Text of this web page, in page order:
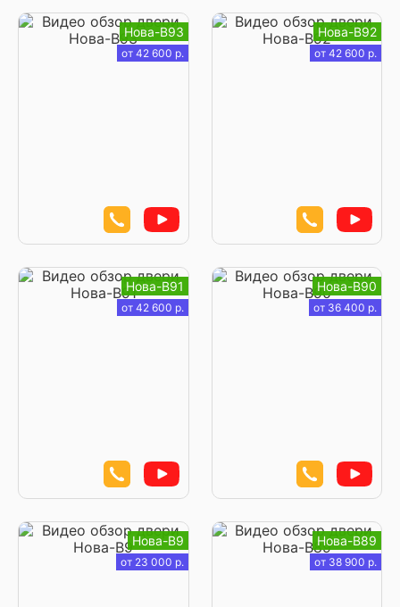
Нова-В93
от 42 600 р.
Нова-В92
от 42 600 р.
Нова-В91
от 42 600 р.
Нова-В90
от 36 400 р.
Нова-В9
от 23 000 р.
Нова-В89
от 38 900 р.